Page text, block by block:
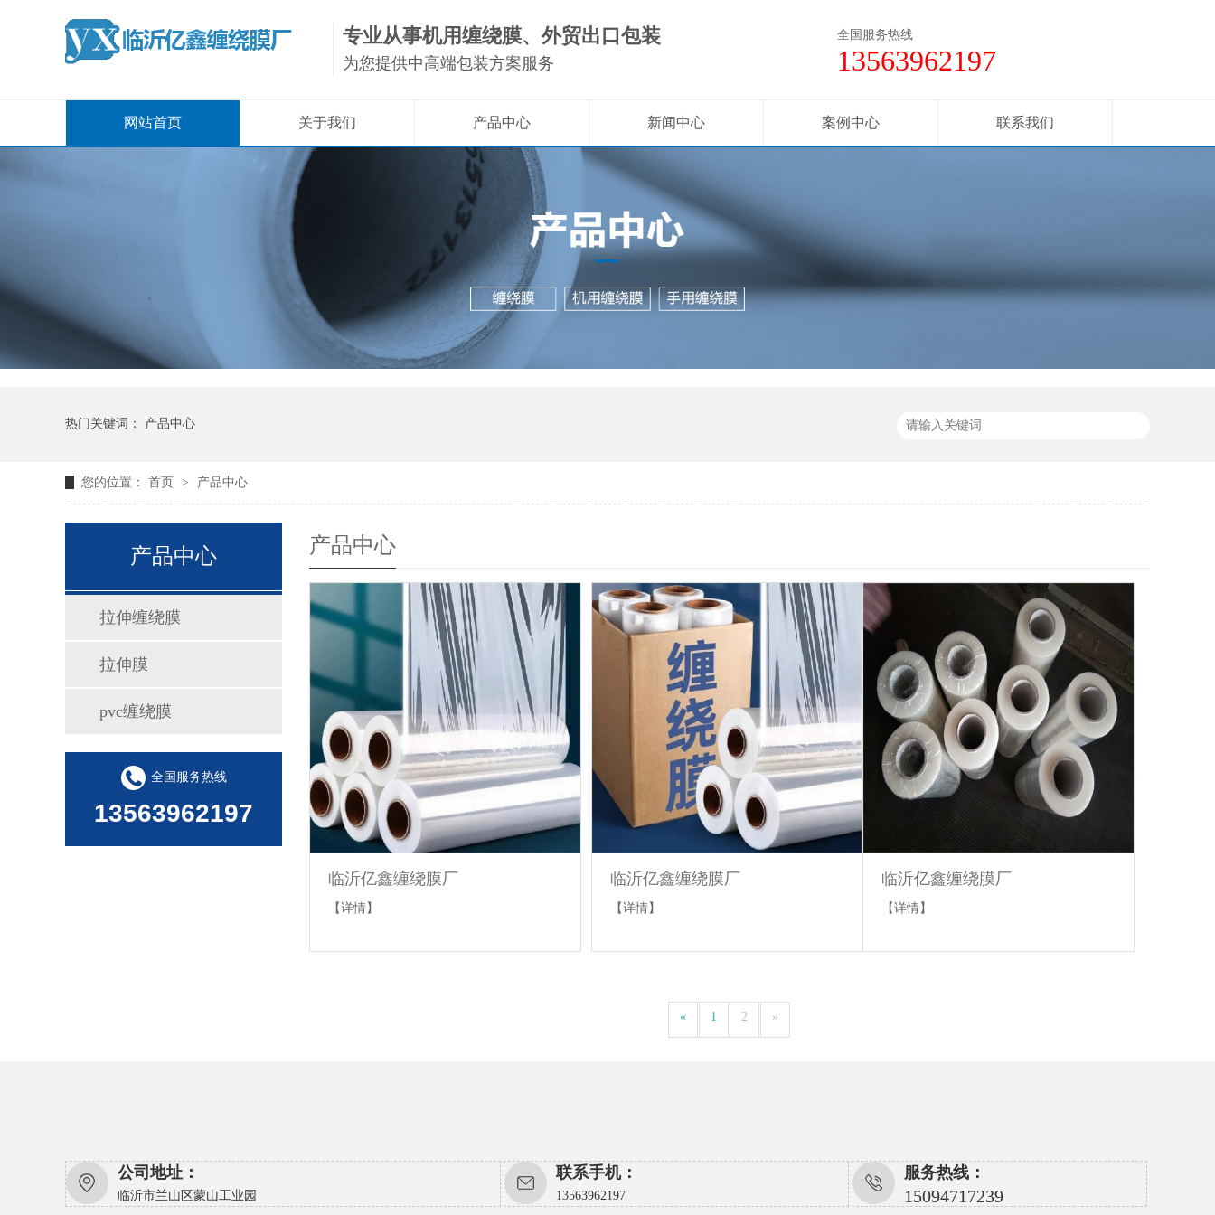
专业从事机用缠绕膜、外贸出口包装
为您提供中高端包装方案服务
全国服务热线
13563962197
网站首页 关于我们 产品中心 新闻中心 案例中心 联系我们
热门关键词： 产品中心
您的位置： 首页 > 产品中心
产品中心
临沂亿鑫缠绕膜厂
【详情】
临沂亿鑫缠绕膜厂
【详情】
临沂亿鑫缠绕膜厂
【详情】
« 1 2 »
产品中心
拉伸缠绕膜
拉伸膜
pvc缠绕膜
全国服务热线
13563962197
公司地址：
临沂市兰山区蒙山工业园
联系手机：
13563962197
服务热线：
15094717239